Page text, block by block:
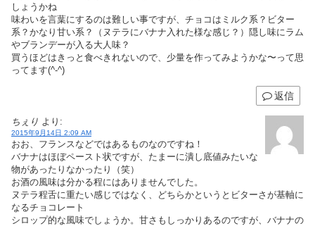
しょうかね
味わいを言葉にするのは難しい事ですが、チョコはミルク系？ビター
系？かなり甘い系？（ヌテラにバナナ入れた様な感じ？）隠し味にラム
やブランデーが入る大人味？
買うほどはきっと食べきれないので、少量を作ってみようかな〜って思
ってます(^-^)
返信
ちぇり より:
2015年9月14日 2:09 AM
おお、フランスなどではあるものなのですね！
バナナはほぼペースト状ですが、たまーに潰し底値みたいな
物があったりなかったり（笑）
お酒の風味は分かる程にはありませんでした。
ヌテラ程舌に重たい感じではなく、どちらかというとビターさが基軸に
なるチョコレート
シロップ的な風味でしょうか。甘さもしっかりあるのですが、バナナの